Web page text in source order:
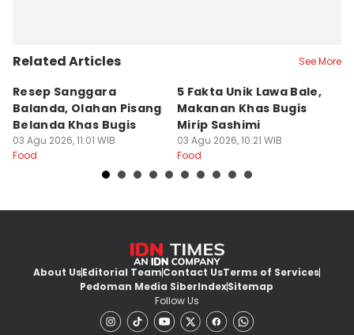
Related Articles See More
Resep Sanggara
Balanda, Olahan Pisang
Belanda Khas Bugis
03 Agu 2026, 11:01 WIB
Food
5 Fakta Unik Lawa Bale,
Makanan Khas Bugis
Mirip Sashimi
03 Agu 2026, 10:21 WIB
Food
About UsEditorial TeamContact UsTerms of Services
Pedoman Media SiberIndexSitemap
Follow Us